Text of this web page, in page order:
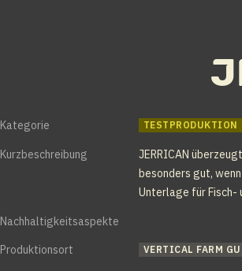
Kategorie TESTPRODUKTION
Kurzbeschreibung
JERRICAN
besonders gut,
Unterlage für Fisch-
Nachhaltigkeitsaspekte
Produktionsort
VERTICAL FARM